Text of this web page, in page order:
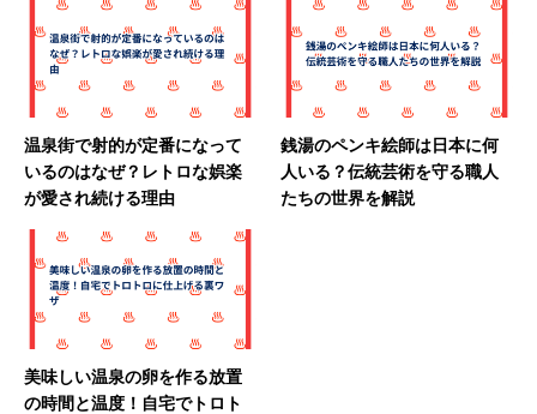
温泉街で射的が定番になって
いるのはなぜ？レトロな娯楽
が愛され続ける理由
銭湯のペンキ絵師は日本に何
人いる？伝統芸術を守る職人
たちの世界を解説
美味しい温泉の卵を作る放置
の時間と温度！自宅でトロト